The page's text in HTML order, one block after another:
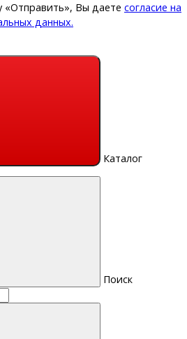
«Отправить», Вы даете согласие на
данных.
Каталог
Поиск